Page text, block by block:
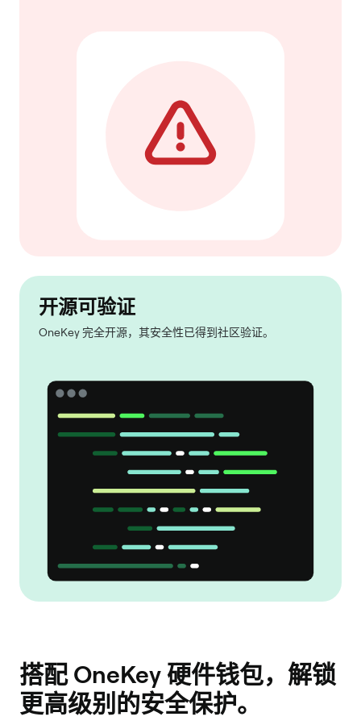
开源可验证
OneKey 完全开源，其安全性已得到社区验证。
搭配 OneKey 硬件钱包，解锁
更高级别的安全保护。